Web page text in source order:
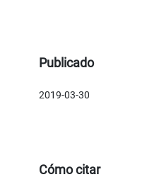
Publicado
2019-03-30
Cómo citar